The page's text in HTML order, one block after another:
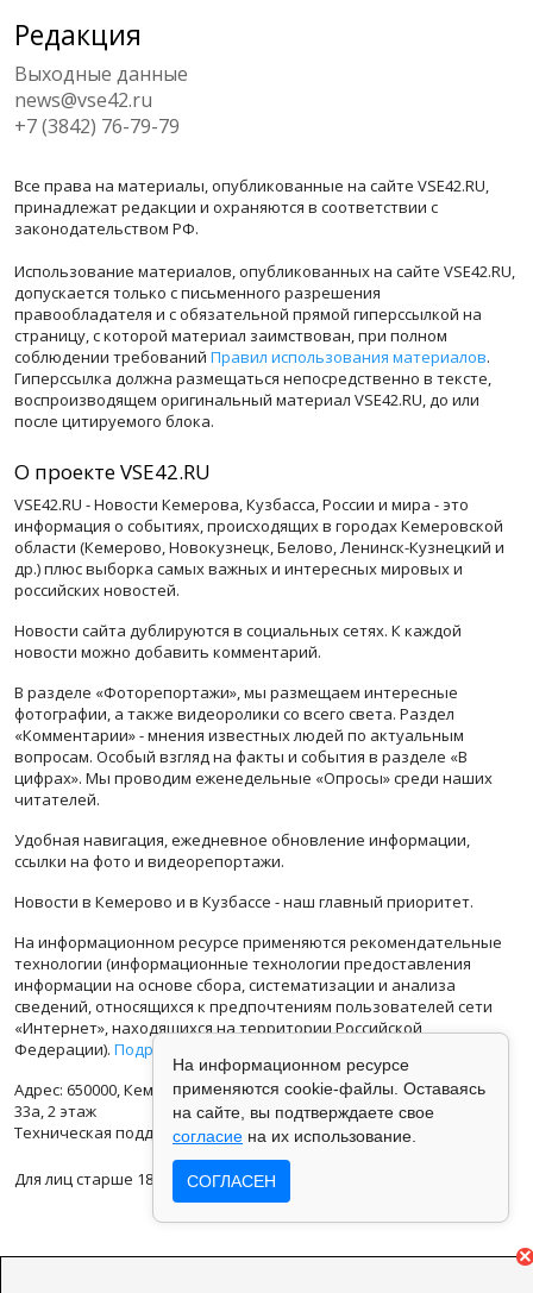
Редакция
Выходные данные
news@vse42.ru
+7 (3842) 76-79-79
Все права на материалы, опубликованные на сайте VSE42.RU,
принадлежат редакции и охраняются в соответствии с
законодательством РФ.
Использование материалов, опубликованных на сайте VSE42.RU,
допускается только с письменного разрешения
правообладателя и с обязательной прямой гиперссылкой на
страницу, с которой материал заимствован, при полном
соблюдении требований Правил использования материалов.
Гиперссылка должна размещаться непосредственно в тексте,
воспроизводящем оригинальный материал VSE42.RU, до или
после цитируемого блока.
О проекте VSE42.RU
VSE42.RU - Новости Кемерова, Кузбасса, России и мира - это
информация о событиях, происходящих в городах Кемеровской
области (Кемерово, Новокузнецк, Белово, Ленинск-Кузнецкий и
др.) плюс выборка самых важных и интересных мировых и
российских новостей.
Новости сайта дублируются в социальных сетях. К каждой
новости можно добавить комментарий.
В разделе «Фоторепортажи», мы размещаем интересные
фотографии, а также видеоролики со всего света. Раздел
«Комментарии» - мнения известных людей по актуальным
вопросам. Особый взгляд на факты и события в разделе «В
цифрах». Мы проводим еженедельные «Опросы» среди наших
читателей.
Удобная навигация, ежедневное обновление информации,
ссылки на фото и видеорепортажи.
Новости в Кемерово и в Кузбассе - наш главный приоритет.
На информационном ресурсе применяются рекомендательные
технологии (информационные технологии предоставления
информации на основе сбора, систематизации и анализа
сведений, относящихся к предпочтениям пользователей сети
«Интернет», находящихся на территории Российской
Федерации). Подробная информация
Адрес: 650000, Кемеровская Область, г.Кемерово, ул.Кузбасская
33а, 2 этаж
Техническая поддержка: support@vse42.ru
Для лиц старше 18 лет.
На информационном ресурсе
применяются cookie-файлы. Оставаясь
на сайте, вы подтверждаете свое
согласие на их использование.
СОГЛАСЕН